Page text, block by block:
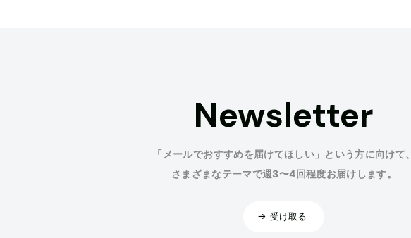
Newsletter
「メールでおすすめを届けてほしい」という方に向けて、
さまざまなテーマで週3〜4回程度お届けします。
受け取る